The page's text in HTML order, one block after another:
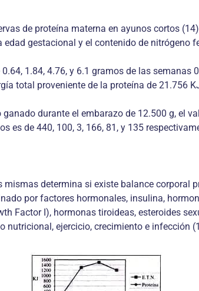
de proteína materna en ayunos cortos
gestacional y el contenido de nitrógeno
1.84, 4.76, y 6.1 gramos de las semanas
total proveniente de la proteína de 21.756
durante el embarazo de 12.500 g, el
de 440, 100, 3, 166, 81, y 135
determina si existe balance corporal
por factores hormonales, insulina,
Factor I), hormonas tiroideas, esteroides
nutricional, ejercicio, crecimiento e infección